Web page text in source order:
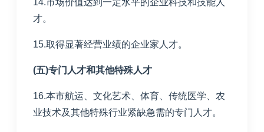
才。
15.取得显著经营业绩的企业家人才。
(五)专门人才和其他特殊人才
16.本市航运、文化艺术、体育、传统医学、农
业技术及其他特殊行业紧缺急需的专门人才。